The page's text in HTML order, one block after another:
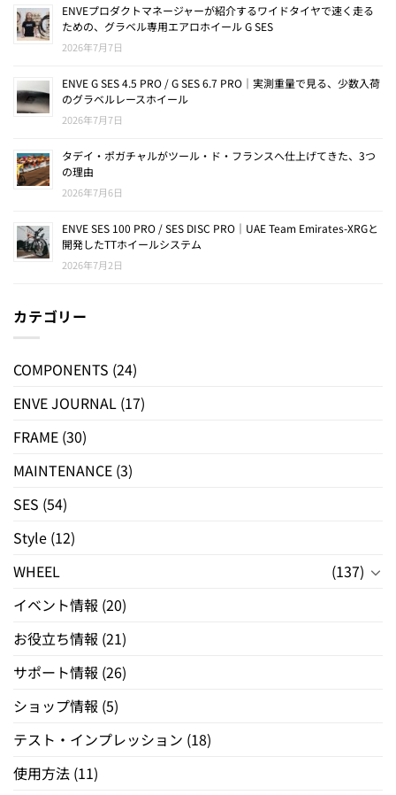
ENVEプロダクトマネージャーが紹介するワイドタイヤで速く走る
ための、グラベル専用エアロホイール G SES
2026年7月7日
ENVE G SES 4.5 PRO / G SES 6.7 PRO｜実測重量で見る、少数入荷
のグラベルレースホイール
2026年7月7日
タデイ・ポガチャルがツール・ド・フランスへ仕上げてきた、3つ
の理由
2026年7月6日
ENVE SES 100 PRO / SES DISC PRO｜UAE Team Emirates-XRGと
開発したTTホイールシステム
2026年7月2日
カテゴリー
COMPONENTS (24)
ENVE JOURNAL (17)
FRAME (30)
MAINTENANCE (3)
SES (54)
Style (12)
WHEEL
(137)
イベント情報 (20)
お役立ち情報 (21)
サポート情報 (26)
ショップ情報 (5)
テスト・インプレッション (18)
使用方法 (11)